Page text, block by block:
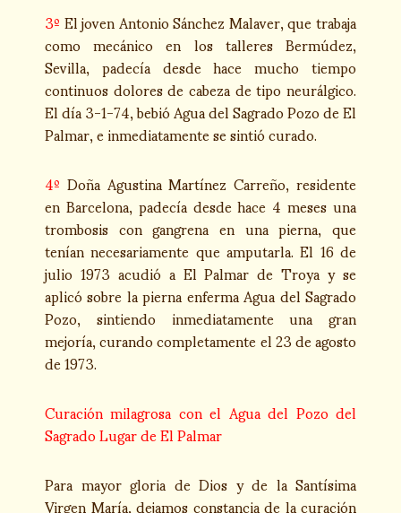
3ºEl joven Antonio Sánchez Malaver, que trabaja
como mecánico en los talleres Bermúdez,
Sevilla, padecía desde hace mucho tiempo
continuos dolores de cabeza de tipo neurálgico.
El día 3-1-74, bebió Agua del Sagrado Pozo de El
Palmar, e inmediatamente se sintió curado.
4ºDoña Agustina Martínez Carreño, residente
en Barcelona, padecía desde hace 4 meses una
trombosis con gangrena en una pierna, que
tenían necesariamente que amputarla. El 16 de
julio 1973 acudió a El Palmar de Troya y se
aplicó sobre la pierna enferma Agua del Sagrado
Pozo, sintiendo inmediatamente una gran
mejoría, curando completamente el 23 de agosto
de 1973.
Curación milagrosa con el Agua del Pozo del
Sagrado Lugar de El Palmar
Para mayor gloria de Dios y de la Santísima